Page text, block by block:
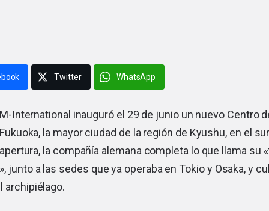
Twitter WhatsApp
M-International inauguró el 29 de junio un nuevo Centro
Fukuoka, la mayor ciudad de la región de Kyushu, en el
apertura, la compañía alemana completa lo que llama su
junto a las sedes que ya operaba en Tokio y Osaka, y
archipiélago.